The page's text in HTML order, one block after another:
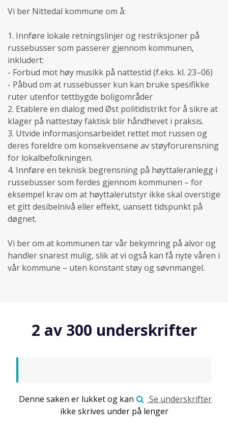
Vi ber Nittedal kommune om å:
1. Innføre lokale retningslinjer og restriksjoner på
russebusser som passerer gjennom kommunen,
inkludert:
- Forbud mot høy musikk på nattestid (f.eks. kl. 23–06)
- Påbud om at russebusser kun kan bruke spesifikke
ruter utenfor tettbygde boligområder
2. Etablere en dialog med Øst politidistrikt for å sikre at
klager på nattestøy faktisk blir håndhevet i praksis.
3. Utvide informasjonsarbeidet rettet mot russen og
deres foreldre om konsekvensene av støyforurensning
for lokalbefolkningen.
4. Innføre en teknisk begrensning på høyttaleranlegg i
russebusser som ferdes gjennom kommunen – for
eksempel krav om at høyttalerutstyr ikke skal overstige
et gitt desibelnivå eller effekt, uansett tidspunkt på
døgnet.
Vi ber om at kommunen tar vår bekymring på alvor og
handler snarest mulig, slik at vi også kan få nyte våren i
vår kommune – uten konstant støy og søvnmangel.
2 av 300 underskrifter
Se underskrifter
Denne saken er lukket og kan
ikke skrives under på lenger